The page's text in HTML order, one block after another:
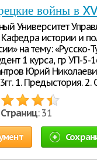
войны в
Университет
истории и
на тему: «Русско-
1 курса, гр УП-
Юрий
1. Предыстория.
Страниц: 31